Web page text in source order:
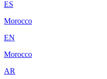
ES
Morocco
EN
Morocco
AR